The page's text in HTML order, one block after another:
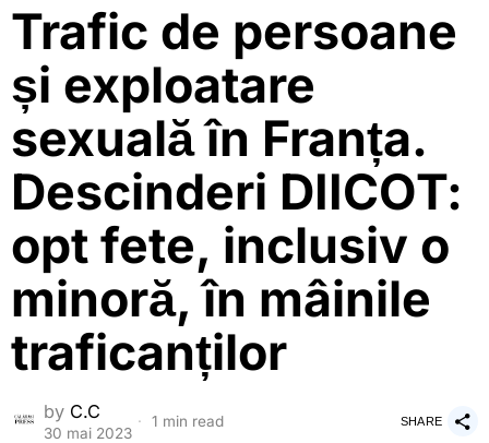
Trafic de persoane
și exploatare
sexuală în Franța.
Descinderi DIICOT:
opt fete, inclusiv o
minoră, în mâinile
traficanților
by C.C
30 mai 2023
1 min read SHARE